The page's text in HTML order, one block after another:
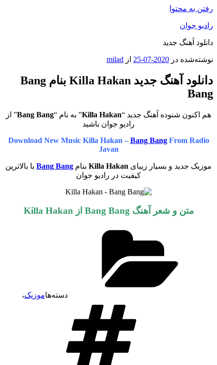
رفتن به محتوا
رادیو جوان
دانلود آهنگ جدید
نوشته‌شده در 2020-07-25 از milad
دانلود آهنگ جدید Killa Hakan بنام Bang
Bang
هم اکنون شنوده آهنگ جدید “Killa Hakan” به نام “Bang Bang” از
رادیو جوان باشید
Download New Music Killa Hakan – Bang BangFrom Radio
Javan
موزیک جدید و بسیار زیبای Killa Hakan بنام Bang Bang با بالاترین
کیفیت در رادیو جوان
متن و شعر آهنگ Bang Bang از Killa Hakan
دسته‌هاموزیک،